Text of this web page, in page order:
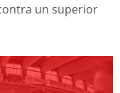
un superior